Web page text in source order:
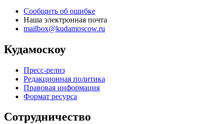
Сообщить об ошибке
Наша электронная почта
mailbox@kudamoscow.ru
Кудамоскоу
Пресс-релиз
Редакционная политика
Правовая информация
Формат ресурса
Сотрудничество